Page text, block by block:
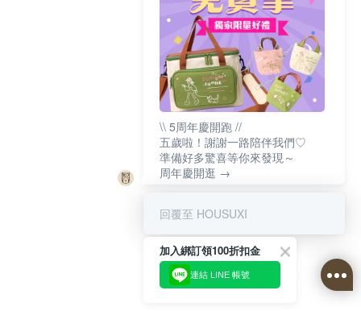
\\ 5周年慶開跑 //
五歲啦！謝謝一路陪伴我們♡
準備好多驚喜等你來發現～
周年慶開逛 →
回覆至 HOUSUXI
加入綁訂領100折扣金
連結 LINE 帳號